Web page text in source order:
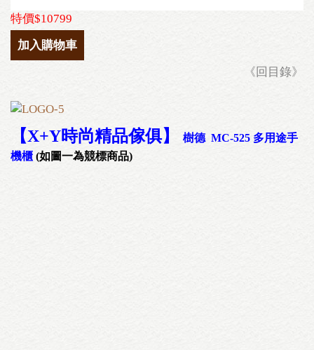
特價$10799
加入購物車
《回目錄》
【X+Y時尚精品傢俱】
樹德 MC-525 多用途手
機櫃 (如圖一為競標商品)